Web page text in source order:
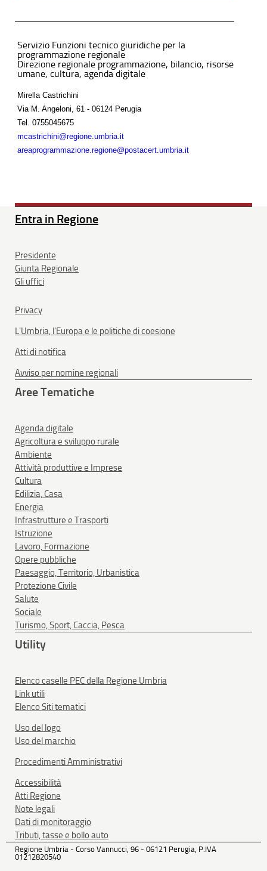
Servizio Funzioni tecnico giuridiche per la
programmazione regionale
Direzione regionale programmazione, bilancio, risorse
umane, cultura, agenda digitale
Mirella Castrichini
Via M. Angeloni, 61 - 06124 Perugia
Tel.
0755045675
mcastrichini@regione.umbria.it
areaprogrammazione.regione@postacert.umbria.it
Entra in Regione
Presidente
Giunta Regionale
Gli uffici
Privacy
L'Umbria, l'Europa e le politiche di coesione
Atti di notifica
Avviso per nomine regionali
Aree Tematiche
Agenda digitale
Agricoltura e sviluppo rurale
Ambiente
Attività produttive e Imprese
Cultura
Edilizia, Casa
Energia
Infrastrutture e Trasporti
Istruzione
Lavoro, Formazione
Opere pubbliche
Paesaggio, Territorio, Urbanistica
Protezione Civile
Salute
Sociale
Turismo, Sport, Caccia, Pesca
Utility
Elenco caselle PEC della Regione Umbria
Link utili
Elenco Siti tematici
Uso del logo
Uso del marchio
Procedimenti Amministrativi
Accessibilità
Atti Regione
Note legali
Dati di monitoraggio
Tributi, tasse e bollo auto
Regione Umbria - Corso Vannucci, 96 - 06121 Perugia, P.IVA
01212820540